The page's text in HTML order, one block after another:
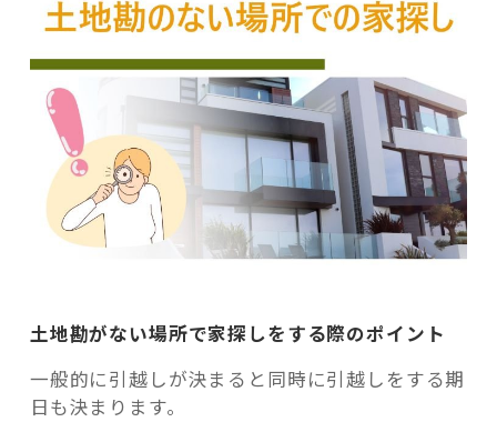
土地勘がない場所で家探しをする際のポイント
一般的に引越しが決まると同時に引越しをする期
日も決まります。